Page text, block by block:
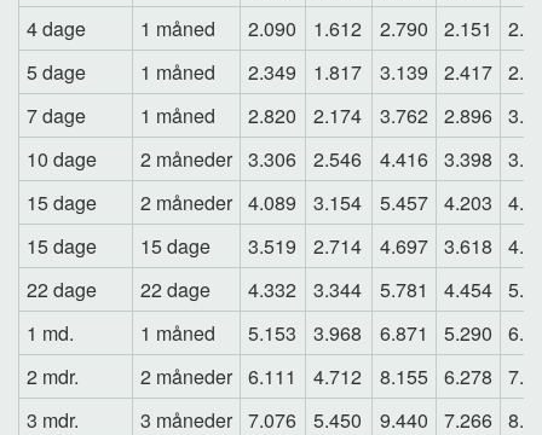
4 dage
1 måned 2.090 1.612 2.790 2.151
5 dage
1 måned 2.349 1.817 3.139 2.417
7 dage
1 måned 2.820 2.174 3.762 2.896
10 dage
2 måneder 3.306 2.546 4.416 3.398
15 dage
2 måneder 4.089 3.154 5.457 4.203
15 dage
15 dage 3.519 2.714 4.697 3.618
22 dage
22 dage 4.332 3.344 5.781 4.454
1 md.
1 måned 5.153 3.968 6.871 5.290
2 mdr.
2 måneder 6.111 4.712 8.155 6.278
3 mdr.
3 måneder 7.076 5.450 9.440 7.266